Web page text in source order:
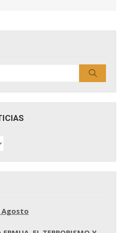
Agosto